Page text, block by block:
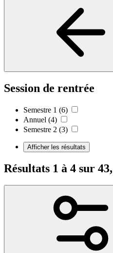
Session de rentrée
Semestre 1 (6)
Annuel (4)
Semestre 2 (3)
Afficher les résultats
Résultats 1 à 4 sur